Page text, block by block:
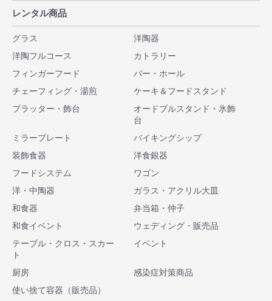
レンタル商品
グラス
洋陶器
洋陶フルコース
カトラリー
フィンガーフード
バー・ホール
チェーフィング・湯煎
ケーキ＆フードスタンド
プラッター・飾台
オードブルスタンド・氷飾
台
ミラープレート
バイキングシップ
装飾食器
洋食銀器
フードシステム
ワゴン
洋・中陶器
ガラス・アクリル大皿
和食器
弁当箱・仲子
和食イベント
ウェディング・販売品
テーブル・クロス・スカー
ト
イベント
厨房
感染症対策商品
使い捨て容器（販売品）